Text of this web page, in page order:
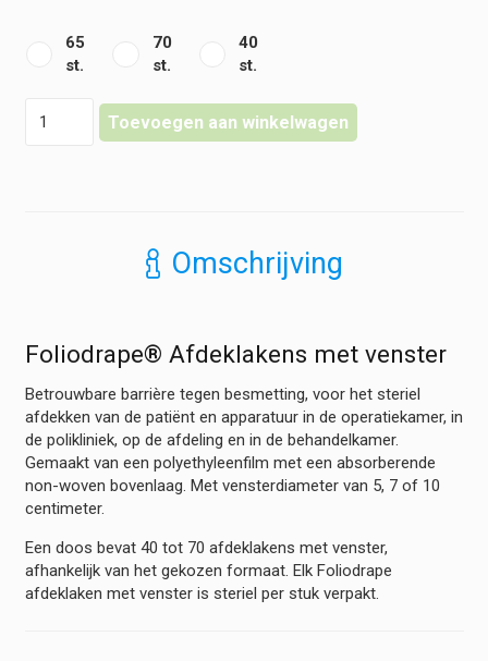
65
st.
70
st.
40
st.
Toevoegen aan winkelwagen
Omschrijving
Foliodrape® Afdeklakens met venster
Betrouwbare barrière tegen besmetting, voor het steriel
afdekken van de patiënt en apparatuur in de operatiekamer, in
de polikliniek, op de afdeling en in de behandelkamer.
Gemaakt van een polyethyleenfilm met een absorberende
non-woven bovenlaag. Met vensterdiameter van 5, 7 of 10
centimeter.
Een doos bevat 40 tot 70 afdeklakens met venster,
afhankelijk van het gekozen formaat. Elk Foliodrape
afdeklaken met venster is steriel per stuk verpakt.